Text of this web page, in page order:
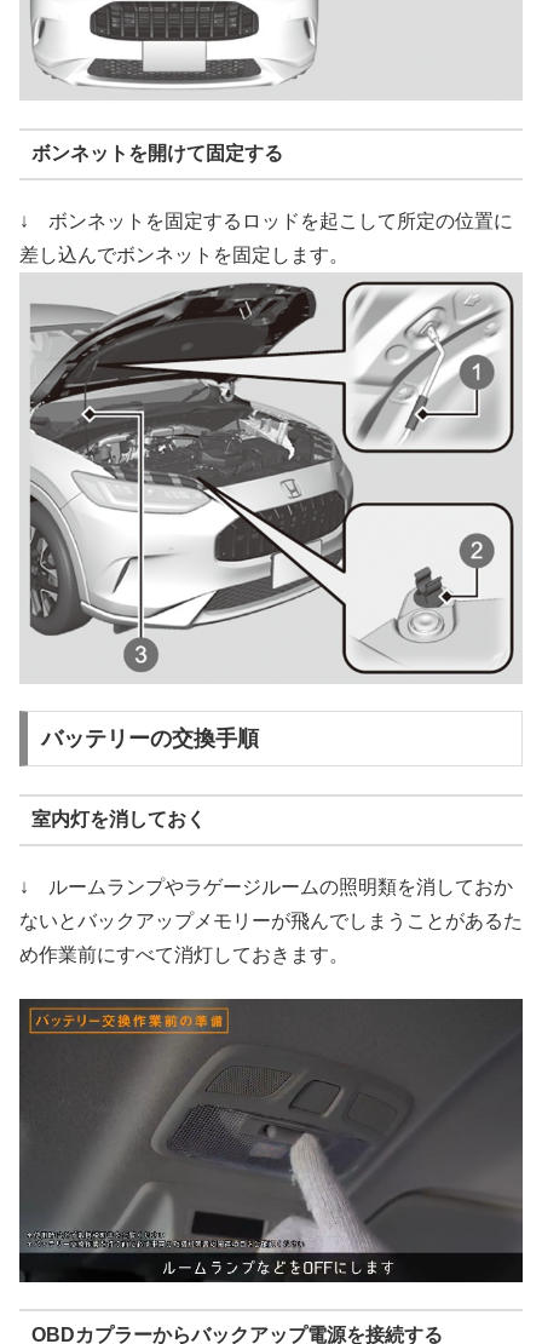
ボンネットを開けて固定する
↓ ボンネットを固定するロッドを起こして所定の位置に
差し込んでボンネットを固定します。
バッテリーの交換手順
室内灯を消しておく
↓ ルームランプやラゲージルームの照明類を消しておか
ないとバックアップメモリーが飛んでしまうことがあるた
め作業前にすべて消灯しておきます。
OBDカプラーからバックアップ電源を接続する